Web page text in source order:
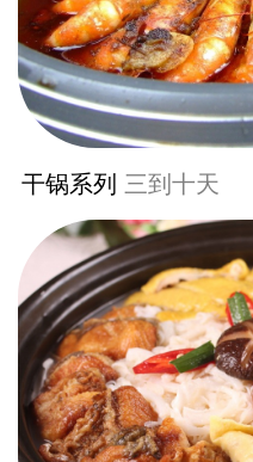
干锅系列 三到十天